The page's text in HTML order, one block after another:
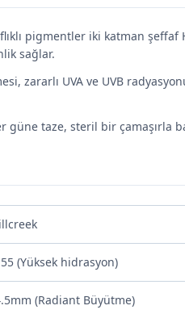
pigmentler iki katman
sağlar.
zararlı UVA ve UVB
güne taze, steril bir çamaşırla
(Yüksek hidrasyon)
(Radiant Büyütme)